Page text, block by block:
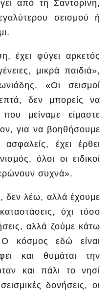
από τη Σαντορίνη,
σεισμού ή
έχει φύγει αρκετός
μικρά παιδιά»,
«Οι σεισμοί
δεν μπορείς να
μείναμε είμαστε
για να βοηθήσουμε
ασφαλείς, έχει έρθει
όλοι οι ειδικοί
συχνά».
δεν λέω, αλλά έχουμε
όχι τόσο
αλλά ζούμε κάτω
κόσμος εδώ είναι
και θυμάται την
και πάλι το νησί
δονήσεις, οι